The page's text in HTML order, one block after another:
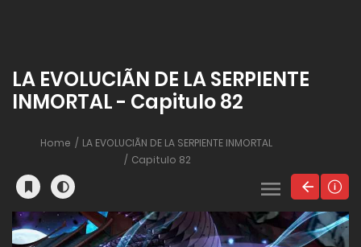
LA EVOLUCIÃN DE LA SERPIENTE
INMORTAL - Capitulo 82
Home
LA EVOLUCIÃN DE LA SERPIENTE INMORTAL
Capitulo 82